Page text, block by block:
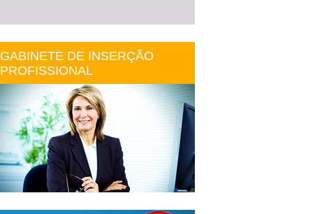
GABINETE DE INSERÇÃO
PROFISSIONAL